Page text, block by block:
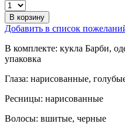
В корзину
Добавить в список
В комплекте: кукла Барби,
упаковка
Глаза: нарисованные,
Ресницы: нарисованные
Волосы: вшитые, черные